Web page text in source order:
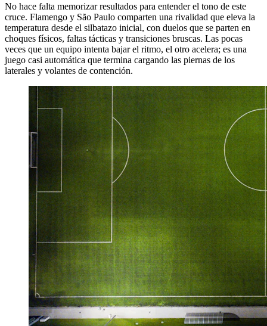
No hace falta memorizar resultados para entender el tono de este
cruce. Flamengo y São Paulo comparten una rivalidad que eleva la
temperatura desde el silbatazo inicial, con duelos que se parten en
choques físicos, faltas tácticas y transiciones bruscas. Las pocas
veces que un equipo intenta bajar el ritmo, el otro acelera; es una
juego casi automática que termina cargando las piernas de los
laterales y volantes de contención.